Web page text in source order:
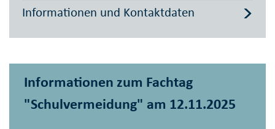
Informationen und Kontaktdaten
Informationen zum Fachtag
"Schulvermeidung" am 12.11.2025